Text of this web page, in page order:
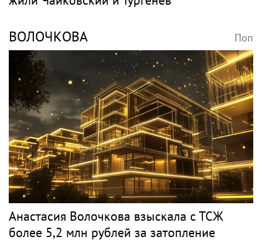
ВОЛОЧКОВА Поп
Анастасия Волочкова взыскала с ТСЖ
более 5,2 млн рублей за затопление